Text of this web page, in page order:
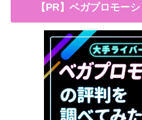
【PR】ベガプロモー